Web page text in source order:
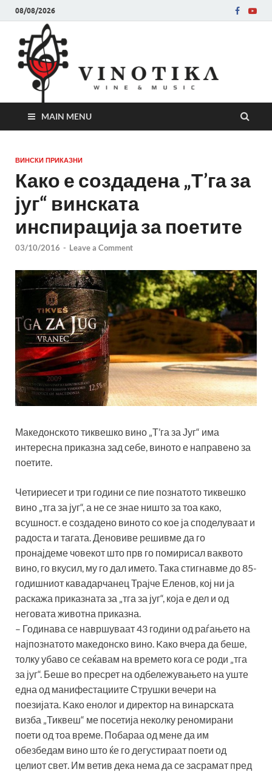
08/08/2026
MAIN MENU
ВИНСКИ ПРИКАЗНИ
Како е создадена „Т’га за
југ“ винската
инспирација за поетите
03/10/2016 - Leave a Comment
Македонското тиквешко вино „Т’га за Југ“ има
интересна приказна зад себе, виното е направено за
поетите.
Четириесет и три години се пие познатото тиквешко
вино „тга за југ“, а не се знае ништо за тоа како,
всушност. е создадено виното со кое ја споделуваат и
радоста и тагата. Деновиве решивме да го
пронајдеме човекот што прв го помирисал ваквото
вино, го вкусил, му го дал името. Така стигнавме до 85-
годишниот кавадарчанец Трајче Еленов, кој ни ја
раскажа приказната за „тга за југ“, која е дел и од
неговата животна приказна.
– Годинава се навршуваат 43 години од раѓањето на
најпознатото македонско вино. Kако вчера да беше,
толку убаво се сеќавам на времето кога се роди „тга
за југ“. Беше во пресрет на одбележувањето на уште
една од манифестациите Струшки вечери на
поезијата. Kако енолог и директор на винарската
визба „Тиквеш“ ме посетија неколку реномирани
поети од тоа време. Побараа од мене да им
обезбедам вино што ќе го дегустираат поети од
целиот свет. Им ветив дека нема да се засрамат пред